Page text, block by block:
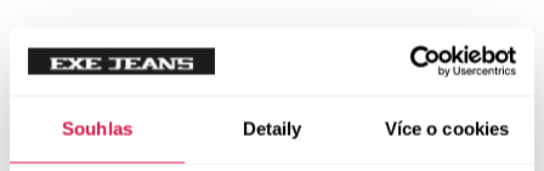
Souhlas Detaily Více o cookies